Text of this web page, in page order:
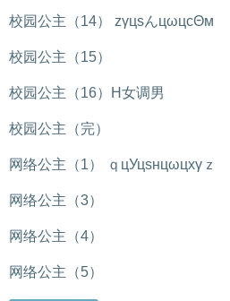
校园公主（14） zγцsんцωцcΘм
校园公主（15）
校园公主（16）H女调男
校园公主（完）
网络公主（1） ｑцУцsнцωцxγｚ
网络公主（3）
网络公主（4）
网络公主（5）